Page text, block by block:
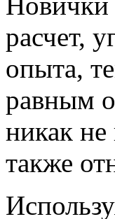
расчет,
опыта,
равным
никак не
также